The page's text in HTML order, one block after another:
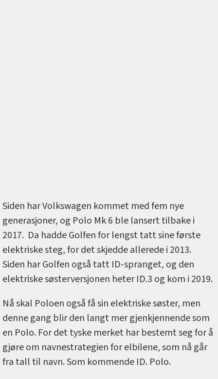
Siden har Volkswagen kommet med fem nye
generasjoner, og Polo Mk 6 ble lansert tilbake i
2017. Da hadde Golfen for lengst tatt sine første
elektriske steg, for det skjedde allerede i 2013.
Siden har Golfen også tatt ID-spranget, og den
elektriske søsterversjonen heter ID.3 og kom i 2019.
Nå skal Poloen også få sin elektriske søster, men
denne gang blir den langt mer gjenkjennende som
en Polo. For det tyske merket har bestemt seg for å
gjøre om navnestrategien for elbilene, som nå går
fra tall til navn. Som kommende ID. Polo.